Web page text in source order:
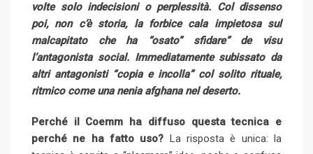
volte solo indecisioni o perplessità. Col dissenso
poi, non c’è storia, la forbice cala impietosa sul
malcapitato che ha “osato” sfidare” de visu
l’antagonista social. Immediatamente subissato da
altri antagonisti “copia e incolla” col solito rituale,
ritmico come una nenia afghana nel deserto.
Perché il Coemm ha diffuso questa tecnica e
perché ne ha fatto uso? La risposta è unica: la